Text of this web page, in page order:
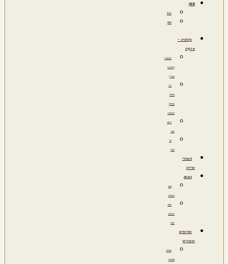
HEB
RUS
ENG
קרמציה –
אוֹפְרָה
קרמציה
(שריפת
גופה)
מה
כוללת
חבילת
קרמציה
פיזור
אפר
כדי
אפר
מעמדי
פרידה
הנצחה
ערבי
הנצחה
אתר
הנצחה
אישי
שירותים
ומוצרים
חבילה
עתידית